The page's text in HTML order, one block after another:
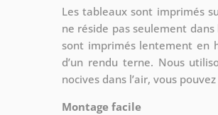
Les tableaux sont imprimés
ne réside pas seulement
sont imprimés lentement en
d’un rendu terne. Nous
nocives dans l’air, vous
Montage facile